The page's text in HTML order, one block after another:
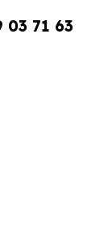
03 71 63